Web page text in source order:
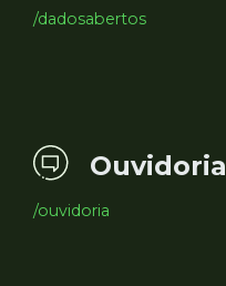
/dadosabertos
Ouvidoria
/ouvidoria